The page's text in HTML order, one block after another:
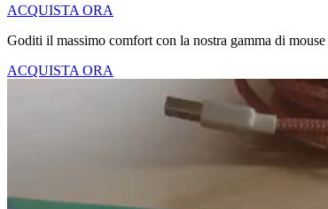
ACQUISTA ORA
Goditi il massimo comfort con la nostra gamma di
ACQUISTA ORA